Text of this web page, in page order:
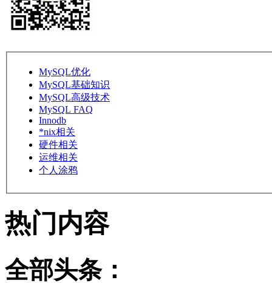
MySQL优化
MySQL基础知识
MySQL高级技术
MySQL FAQ
Innodb
*nix相关
硬件相关
运维相关
个人涂鸦
热门内容
全部头条：